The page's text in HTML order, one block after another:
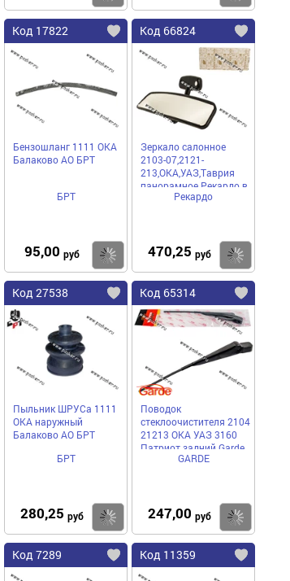
Код 17822
Бензошланг 1111 ОКА
Балаково АО БРТ
БРТ
95,00 руб Купить
Код 66824
Зеркало салонное
2103-07,2121-
213,ОКА,УАЗ,Таврия
панорамное Рекардо в
коробкеРекардо
470,25 руб
Код 27538
Пыльник ШРУСа 1111
ОКА наружный
Балаково АО БРТ
БРТ
280,25 руб Купить
Код 65314
Поводок
стеклоочистителя 2104
21213 ОКА УАЗ 3160
Патриот задний Garde
GARDE
247,00 руб
Код 7289 Код 11359